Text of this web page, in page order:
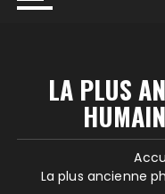
LA PLUS
La plus ancienne